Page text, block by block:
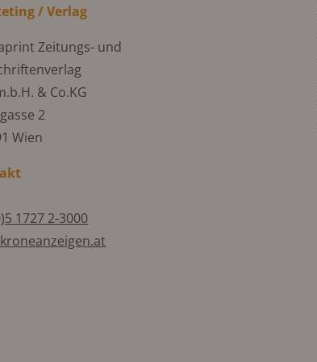
/ Verlag
Zeitungs- und
& Co.KG
2
Wien
1727 2-3000